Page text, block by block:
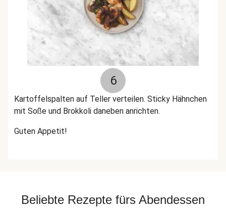
6
Kartoffelspalten auf Teller verteilen. Sticky Hähnchen
mit Soße und Brokkoli daneben anrichten.
Guten Appetit!
Beliebte Rezepte fürs Abendessen